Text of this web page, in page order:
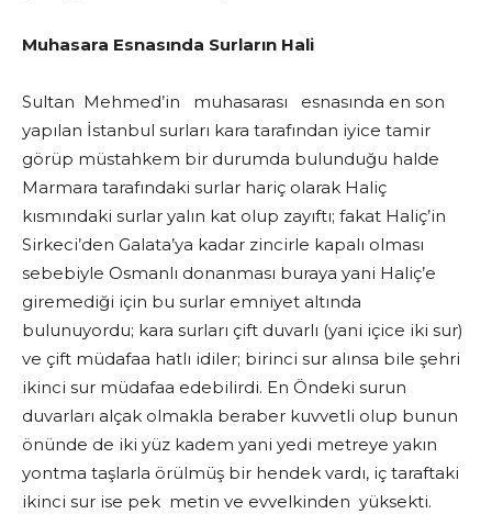
Muhasara Esnasında Surların Hali
Sultan Mehmed’in muhasarası esnasında en son
yapılan İstanbul surları kara tarafından iyice tamir
görüp müstahkem bir durumda bulunduğu halde
Marmara tarafındaki surlar hariç olarak Haliç
kısmındaki surlar yalın kat olup zayıftı; fakat Haliç’in
Sirkeci’den Galata’ya kadar zincirle kapalı olması
sebebiyle Osmanlı donanması buraya yani Haliç’e
giremediği için bu surlar emniyet altında
bulunuyordu; kara surları çift duvarlı (yani içice iki sur)
ve çift müdafaa hatlı idiler; birinci sur alınsa bile şehri
ikinci sur müdafaa edebilirdi. En Öndeki surun
duvarları alçak olmakla beraber kuvvetli olup bunun
önünde de iki yüz kadem yani yedi metreye yakın
yontma taşlarla örülmüş bir hendek vardı, iç taraftaki
ikinci sur ise pek metin ve evvelkinden yüksekti.